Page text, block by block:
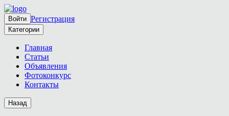
Войти Регистрация
Категории
Главная
Статьи
Объявления
Фотоконкурс
Контакты
Назад